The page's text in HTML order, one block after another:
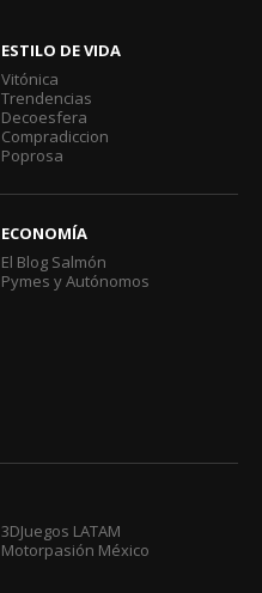
ESTILO DE VIDA
Vitónica
Trendencias
Decoesfera
Compradiccion
Poprosa
ECONOMÍA
El Blog Salmón
Pymes y Autónomos
3DJuegos LATAM
Motorpasión México